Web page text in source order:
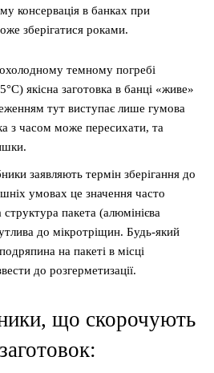
консервація в банках при
зберігатися роками.
темному погребі
якісна заготовка в банці «живе»
тут виступає лише гумова
з часом може пересихати, та
заявляють термін зберігання до
умовах це значення часто
пакета (алюмінієва
до мікротріщин. Будь-який
на пакеті в місці
до розгерметизації.
що скорочують